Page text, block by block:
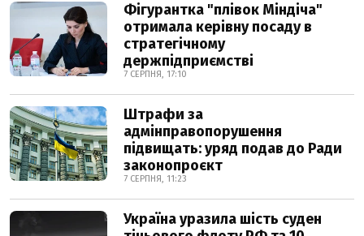
Фігурантка "плівок Міндіча"
отримала керівну посаду в
стратегічному
держпідприємстві
7 СЕРПНЯ, 17:10
Штрафи за
адмінправопорушення
підвищать: уряд подав до Ради
законопроєкт
7 СЕРПНЯ, 11:23
Україна уразила шість суден